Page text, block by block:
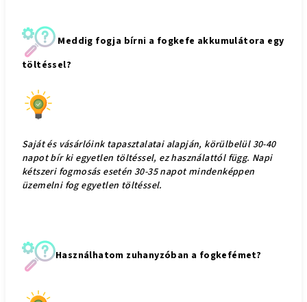
Meddig fogja bírni a fogkefe akkumulátora egy
töltéssel?
Saját és vásárlóink tapasztalatai alapján, körülbelül 30-40
napot bír ki egyetlen töltéssel, ez használattól függ. Napi
kétszeri fogmosás esetén 30-35 napot mindenképpen
üzemelni fog egyetlen töltéssel.
Használhatom zuhanyzóban a fogkefémet?